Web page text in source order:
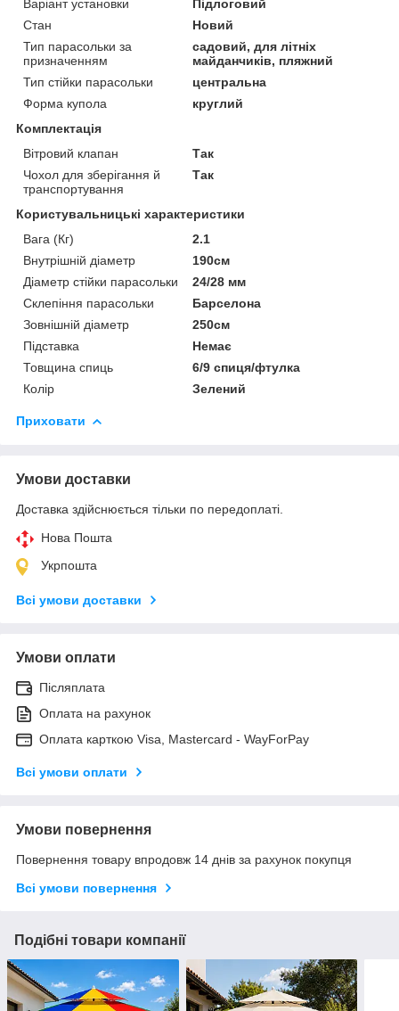
Варіант установки
Підлоговий
Стан
Новий
Тип парасольки за
призначенням
садовий, для літніх
майданчиків, пляжний
Тип стійки парасольки
центральна
Форма купола
круглий
Комплектація
Вітровий клапан
Так
Чохол для зберігання й
транспортування
Так
Користувальницькі характеристики
Вага (Кг)
2.1
Внутрішній діаметр
190см
Діаметр стійки парасольки
24/28 мм
Склепіння парасольки
Барселона
Зовнішній діаметр
250см
Підставка
Немає
Товщина спиць
6/9 спиця/фтулка
Колір
Зелений
Приховати
Умови доставки
Доставка здійснюється тільки по передоплаті.
Нова Пошта
Укрпошта
Всі умови доставки
Умови оплати
Післяплата
Оплата на рахунок
Оплата карткою Visa, Mastercard - WayForPay
Всі умови оплати
Умови повернення
Повернення товару впродовж 14 днів за рахунок покупця
Всі умови повернення
Подібні товари компанії